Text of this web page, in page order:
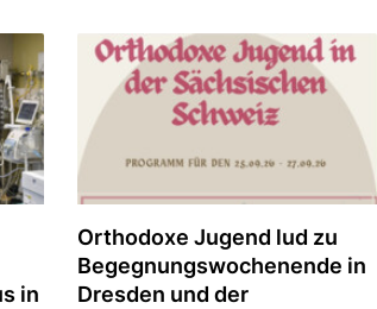
in
Orthodoxe Jugend lud zu
Begegnungswochenende in
Dresden und der